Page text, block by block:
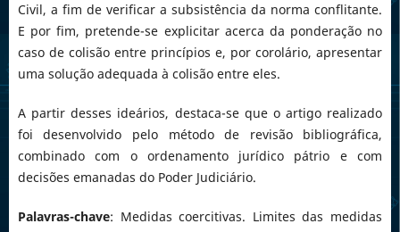
Civil, a fim de verificar a subsistência da norma conflitante.
E por fim, pretende-se explicitar acerca da ponderação no
caso de colisão entre princípios e, por corolário, apresentar
uma solução adequada à colisão entre eles.
A partir desses ideários, destaca-se que o artigo realizado
foi desenvolvido pelo método de revisão bibliográfica,
combinado com o ordenamento jurídico pátrio e com
decisões emanadas do Poder Judiciário.
Palavras-chave: Medidas coercitivas. Limites das medidas